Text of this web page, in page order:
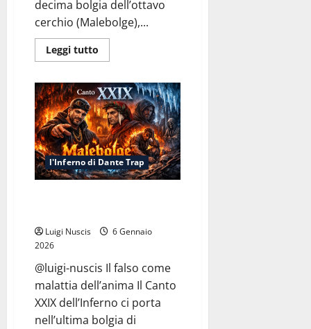
decima bolgia dell’ottavo
cerchio (Malebolge),...
Leggi tutto
di
Inferno
Canto
XXX:
Falsi
come
il
Conio
l'Inferno di Dante Trap
Luigi Nuscis
6 Gennaio
2026
@luigi-nuscis Il falso come
malattia dell’anima Il Canto
XXIX dell’Inferno ci porta
nell’ultima bolgia di